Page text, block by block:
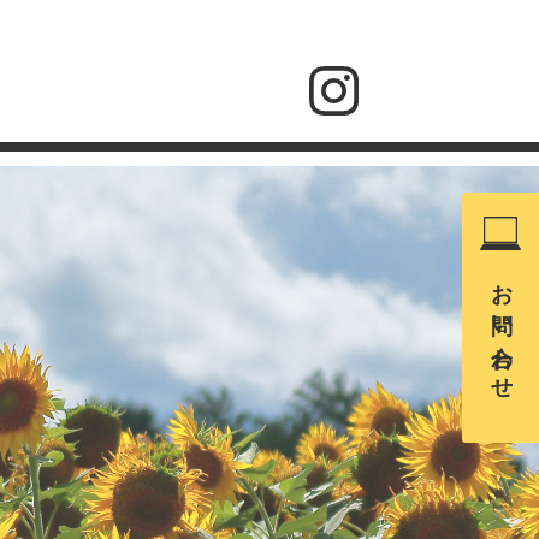
お問い合わせ